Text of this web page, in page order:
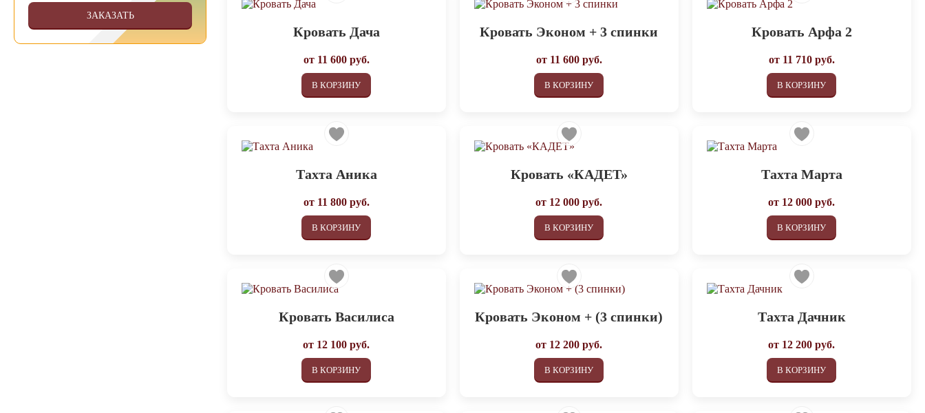
ЗАКАЗАТЬ
Кровать Дача
от 11 600руб.
В КОРЗИНУ
Кровать Эконом + 3 спинки
от 11 600руб.
В КОРЗИНУ
Кровать Арфа 2
от 11 710руб.
В КОРЗИНУ
Тахта Аника
от 11 800руб.
В КОРЗИНУ
Кровать «КАДЕТ»
от 12 000 руб.
В КОРЗИНУ
Тахта Марта
от 12 000 руб.
В КОРЗИНУ
Кровать Василиса
от 12 100 руб.
В КОРЗИНУ
Кровать Эконом + (3 спинки)
от 12 200 руб.
В КОРЗИНУ
Тахта Дачник
от 12 200 руб.
В КОРЗИНУ